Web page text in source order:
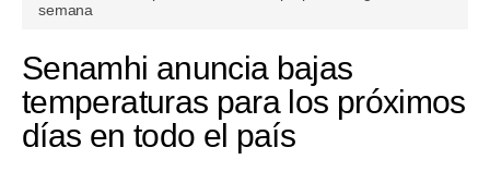
Finanzas Personales
Inmobiliarias
minutes,
11
seconds
semana
Senamhi anuncia bajas
temperaturas para los próximos
días en todo el país